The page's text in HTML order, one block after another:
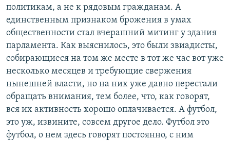
политикам, а не к рядовым гражданам. А
единственным признаком брожения в умах
общественности стал вчерашний митинг у здания
парламента. Как выяснилось, это были звиадисты,
собирающиеся на том же месте в тот же час вот уже
несколько месяцев и требующие свержения
нынешней власти, но на них уже давно перестали
обращать внимания, тем более, что, как говорят,
вся их активность хорошо оплачивается. А футбол,
это уж, извините, совсем другое дело. Футбол это
футбол, о нем здесь говорят постоянно, с ним